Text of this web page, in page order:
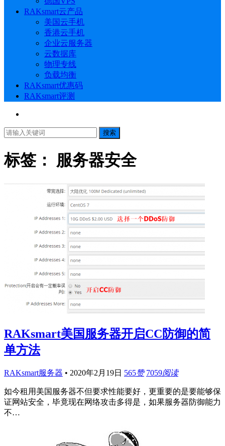
RAKsmart云产品
美国云手机
香港云手机
企业云服务器
云数据库
物理专线
负载均衡
RAKsmart优惠码
RAKsmart评测
搜索
标签： 服务器安全
RAKsmart美国服务器开启CC防御的简
单方法
RAKsmart服务器 • 2020年2月19日 565赞 7059阅读
如今租用美国服务器不但要求性能要好，更重要的是要能够保
证网站安全，毕竟现在网络攻击多得是，如果服务器防御能力
不…